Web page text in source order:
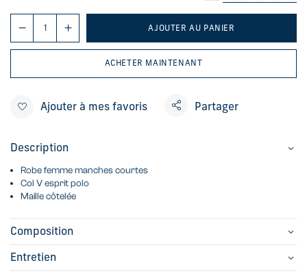
AJOUTER AU PANIER
ACHETER MAINTENANT
Ajouter à mes favoris Partager
Description
Robe femme manches courtes
Col V esprit polo
Maille côtelée
Composition
Entretien